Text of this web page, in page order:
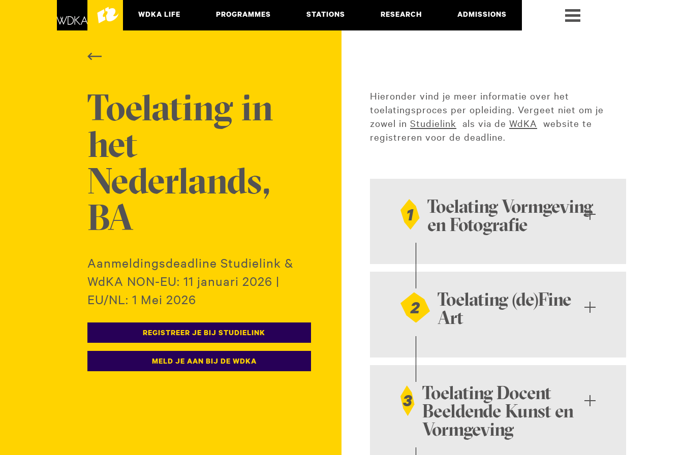
WDKA LIFE PROGRAMMES
BACHELOR
MASTER
STATIONS RESEARCH
PROJECTS
PUBLICATIONS
NEWS & EVENTS
ADMISSIONS
Toelating in
het
Nederlands,
BA
Aanmeldingsdeadline Studielink &
WdKA NON-EU: 11 januari 2026 |
EU/NL: 1 Mei 2026
REGISTREER JE BIJ STUDIELINK
MELD JE AAN BIJ DE WDKA
Hieronder vind je meer informatie over het
toelatingsproces per opleiding. Vergeet niet om je
zowel in Studielink als via de WdKA website te
registreren voor de deadline.
1
Toelating Vormgeving
en Fotografie
Ronde 1: 18 januari 2026 (NON EU &
EU/NL)
Ronde 2: 15 maart 2026 (EU/NL)
2
Toelating (de)Fine
Art
3 Toelating Docent
Beeldende Kunst en
Vormgeving